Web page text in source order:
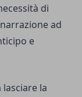
di
ad
e
la